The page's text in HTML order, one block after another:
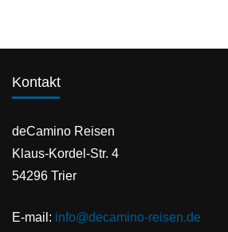
Kontakt
deCamino Reisen
Klaus-Kordel-Str. 4
54296 Trier
E-mail: info@decamino-reisen.de